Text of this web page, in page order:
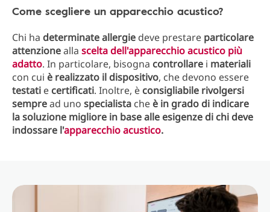
Come scegliere un apparecchio acustico?
Chi ha determinateallergie deve prestare particolare
attenzionealla scelta dell'apparecchio acustico più
adatto. In particolare, bisogna controllare i materiali
con cui è realizzato il dispositivo, che devono essere
testati e certificati. Inoltre, è consigliabile rivolgersi
sempread uno specialista che è in grado di indicare
la soluzione migliore in base alle esigenze di chi deve
indossare l'apparecchio acustico.